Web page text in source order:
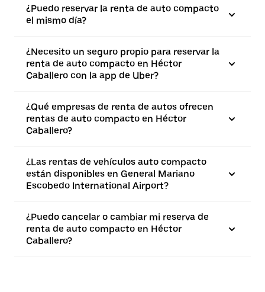
¿Puedo reservar la renta de auto compacto
el mismo día?
¿Necesito un seguro propio para reservar la
renta de auto compacto en Héctor
Caballero con la app de Uber?
¿Qué empresas de renta de autos ofrecen
rentas de auto compacto en Héctor
Caballero?
¿Las rentas de vehículos auto compacto
están disponibles en General Mariano
Escobedo International Airport?
¿Puedo cancelar o cambiar mi reserva de
renta de auto compacto en Héctor
Caballero?